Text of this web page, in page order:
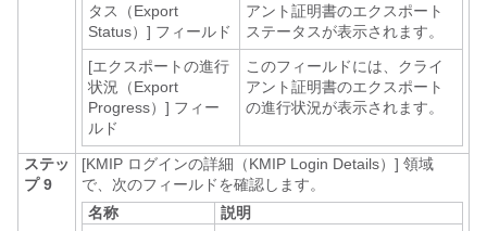
タス（Export
Status）] フィールド
アント証明書のエクスポート
ステータスが表示されます。
[エクスポートの進行
状況（Export
Progress）] フィー
ルド
このフィールドには、クライ
アント証明書のエクスポート
の進行状況が表示されます。
ステッ
プ 9
[KMIP ログインの詳細（KMIP Login Details）] 領域
で、次のフィールドを確認します。
名称
説明